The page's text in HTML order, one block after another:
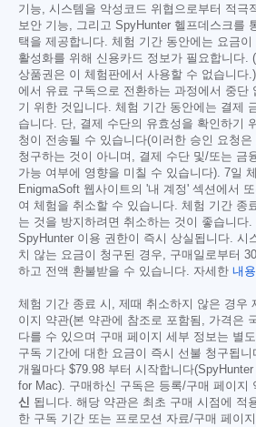
기능, 시스템을 악성코드 위협으로부터 적극
보안 기능, 그리고 SpyHunter 헬프데스크를
택을 제공합니다. 체험 기간 동안에는 요금
활성화를 위해 신용카드 정보가 필요합니다.
상품권은 이 체험판에서 사용할 수 없습니다
에서 유료 구독으로 전환하는 과정에서 중단
기 위한 것입니다. 체험 기간 동안에는 결제
습니다. 단, 결제 수단의 유효성을 확인하기
청이 전송될 수 있습니다(이러한 승인 요청
청구하는 것이 아니며, 결제 수단 및/또는 금
가능 여부에 영향을 미칠 수 있습니다). 7일
EnigmaSoft 웹사이트의 '내 계정' 섹션에서
여 체험을 취소할 수 있습니다. 체험 기간 종
는 것을 방지하려면 취소하는 것이 좋습니다
SpyHunter 이용 권한이 즉시 상실됩니다. 시
치 않는 요금이 청구된 경우, 구매일로부터
하고 전액 환불받을 수 있습니다. 자세한 내
체험 기간 종료 시, 제때 취소하지 않은 경우
이지 약관(본 약관에 참조로 포함됨, 가격은
다를 수 있으며 구매 페이지 세부 정보는 별
구독 기간에 대한 요금이 즉시 선불 청구됩
개월마다 $79.98 부터 시작합니다
for Mac). 구매하신 구독은 등록/구매 페이지
신 됩니다. 해당 약관은 최초 구매 시점에 적
한 구독 기간 또는 프로모션 자료/구매 페이